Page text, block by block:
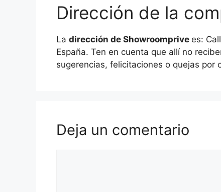
Dirección de la
La dirección de Showroomprive es:
España. Ten en cuenta que allí no
sugerencias, felicitaciones o quejas por
Deja un comentario